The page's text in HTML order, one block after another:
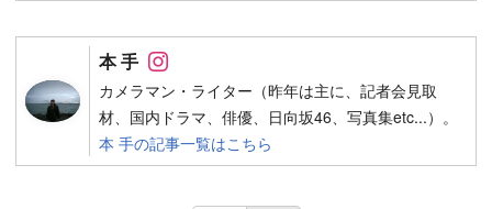
本 手
カメラマン・ライター（昨年は主に、記者会見取
材、国内ドラマ、俳優、日向坂46、写真集etc...）。
本 手の記事一覧はこちら